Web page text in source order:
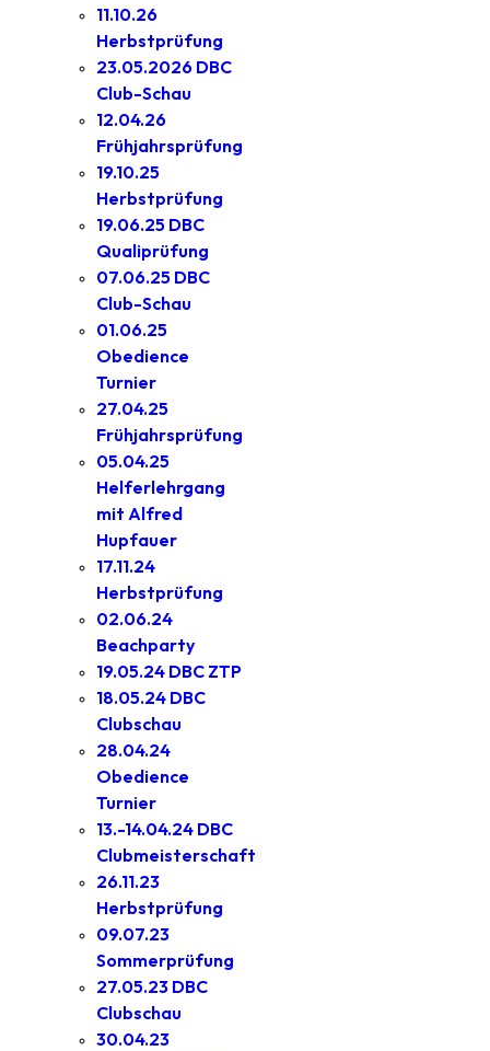
11.10.26
Herbstprüfung
23.05.2026 DBC
Club-Schau
12.04.26
Frühjahrsprüfung
19.10.25
Herbstprüfung
19.06.25 DBC
Qualiprüfung
07.06.25 DBC
Club-Schau
01.06.25
Obedience
Turnier
27.04.25
Frühjahrsprüfung
05.04.25
Helferlehrgang
mit Alfred
Hupfauer
17.11.24
Herbstprüfung
02.06.24
Beachparty
19.05.24 DBC ZTP
18.05.24 DBC
Clubschau
28.04.24
Obedience
Turnier
13.-14.04.24 DBC
Clubmeisterschaft
26.11.23
Herbstprüfung
09.07.23
Sommerprüfung
27.05.23 DBC
Clubschau
30.04.23